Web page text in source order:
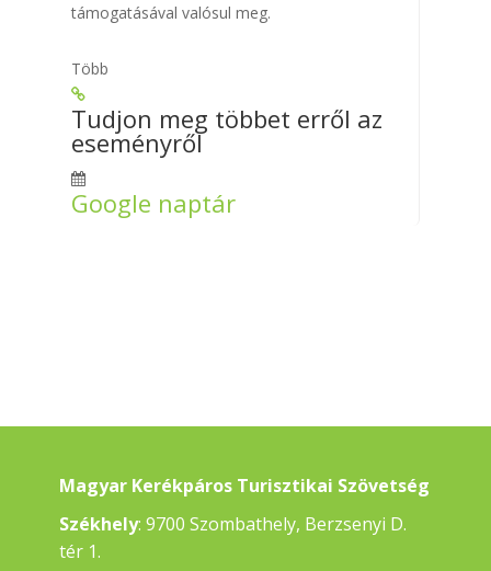
támogatásával valósul meg.
Több
Tudjon meg többet erről az
eseményről
Google naptár
Magyar Kerékpáros Turisztikai Szövetség
Székhely: 9700 Szombathely, Berzsenyi D.
tér 1.